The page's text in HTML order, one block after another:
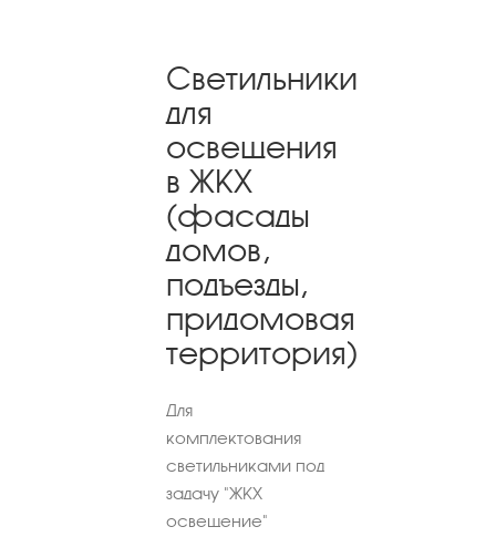
Светильники
для
освещения
в ЖКХ
(фасады
домов,
подъезды,
придомовая
территория)
Для
комплектования
светильниками под
задачу "ЖКХ
освещение"